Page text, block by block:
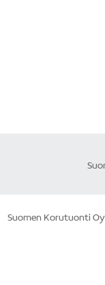
Suomen Korutuonti Oy